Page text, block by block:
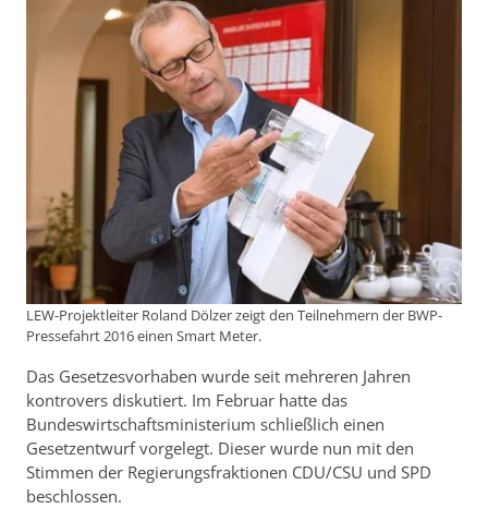
LEW-Projektleiter Roland Dölzer zeigt den Teilnehmern der BWP-
Pressefahrt 2016 einen Smart Meter.
Das Gesetzesvorhaben wurde seit mehreren Jahren
kontrovers diskutiert. Im Februar hatte das
Bundeswirtschaftsministerium schließlich einen
Gesetzentwurf vorgelegt. Dieser wurde nun mit den
Stimmen der Regierungsfraktionen CDU/CSU und SPD
beschlossen.